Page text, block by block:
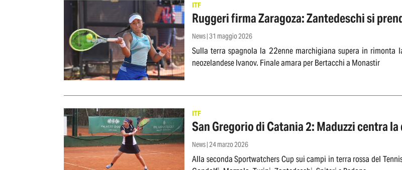
ITF
Ruggeri firma Zaragoza: Zantedeschi si
News | 31 maggio 2026
Sulla terra spagnola la 22enne marchigiana supera in rimonta
neozelandese Ivanov. Finale amara per Bertacchi a Monastir
ITF
San Gregorio di Catania 2: Maduzzi centra
News | 24 marzo 2026
Alla seconda Sportwatchers Cup sui campi in terra rossa del